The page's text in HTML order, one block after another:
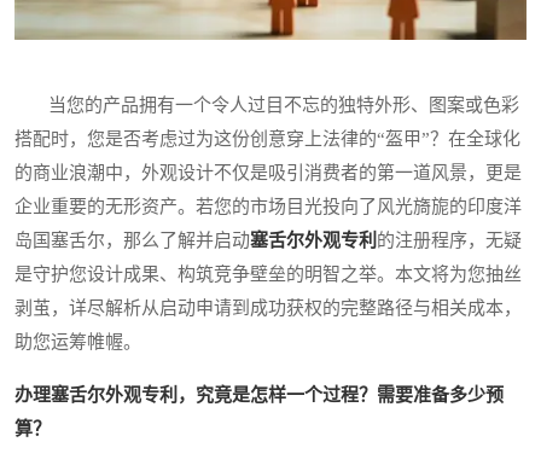
当您的产品拥有一个令人过目不忘的独特外形、图案或色彩
搭配时，您是否考虑过为这份创意穿上法律的“盔甲”？在全球化
的商业浪潮中，外观设计不仅是吸引消费者的第一道风景，更是
企业重要的无形资产。若您的市场目光投向了风光旖旎的印度洋
岛国塞舌尔，那么了解并启动塞舌尔外观专利 的注册程序，无疑
是守护您设计成果、构筑竞争壁垒的明智之举。本文将为您抽丝
剥茧，详尽解析从启动申请到成功获权的完整路径与相关成本，
助您运筹帷幄。
办理塞舌尔外观专利，究竟是怎样一个过程？需要准备多少预
算？